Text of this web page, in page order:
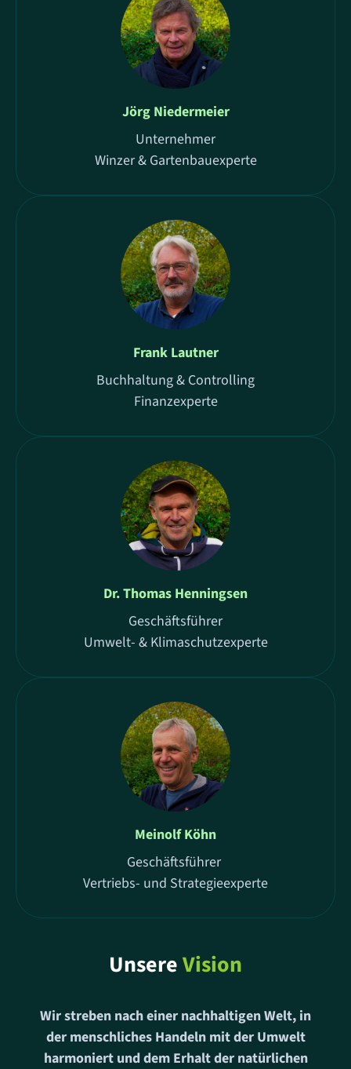
Jörg Niedermeier
Unternehmer
Winzer & Gartenbauexperte
Frank Lautner
Buchhaltung & Controlling
Finanzexperte
Dr. Thomas Henningsen
Geschäftsführer
Umwelt- & Klimaschutzexperte
Meinolf Köhn
Geschäftsführer
Vertriebs- und Strategieexperte
UnsereVision
Wir streben nach einer nachhaltigen Welt, in
der menschliches Handeln mit der Umwelt
harmoniert und dem Erhalt der natürlichen